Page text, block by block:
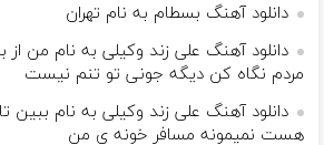
دانلود آهنگ بسطام به نام تهران
دانلود آهنگ علی زند وکیلی به نام
مردم نگاه كن دیگه جونى تو تنم نیست
دانلود آهنگ علی زند وکیلی به نام
هست نمیمونه مسافر خونه ی من